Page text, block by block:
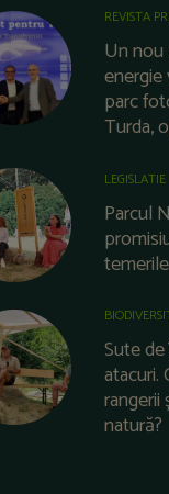
REVISTA
Un
energie
parc
Turda,
LEGISLATIE
Parcul
Sute
atacuri.
natură?